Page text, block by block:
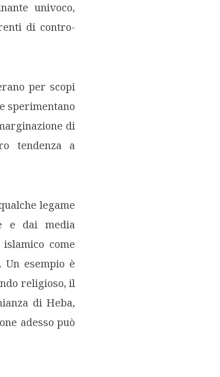
univoco,
di contro-
per scopi
sperimentano
di
tendenza a
legame
e dai media
come
esempio è
religioso, il
di Heba,
adesso può